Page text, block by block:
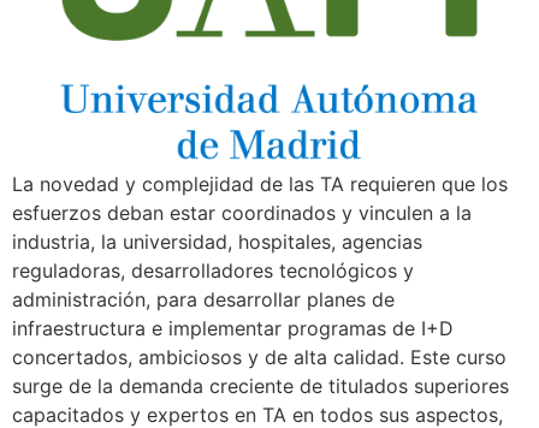
La novedad y complejidad de las TA requieren que los
esfuerzos deban estar coordinados y vinculen a la
industria, la universidad, hospitales, agencias
reguladoras, desarrolladores tecnológicos y
administración, para desarrollar planes de
infraestructura e implementar programas de I+D
concertados, ambiciosos y de alta calidad. Este curso
surge de la demanda creciente de titulados superiores
capacitados y expertos en TA en todos sus aspectos,